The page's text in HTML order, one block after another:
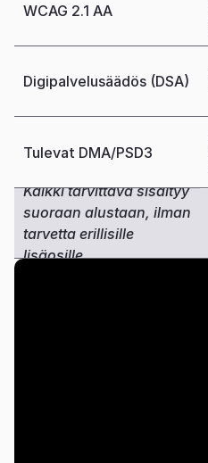
WCAG 2.1 AA
Digipalvelusäädös (DSA)
Tulevat DMA/PSD3
Kaikki tarvittava sisältyy
suoraan alustaan, ilman
tarvetta erillisille
lisäosille.